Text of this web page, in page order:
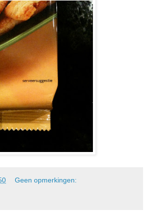
Geen opmerkingen: